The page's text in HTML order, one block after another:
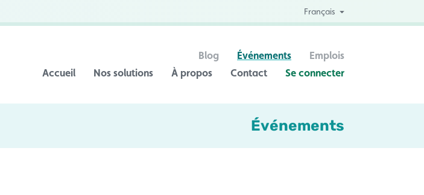
Français
Accueil Nos solutions À propos Contact Se connecter
Blog Événements Emplois
Événements